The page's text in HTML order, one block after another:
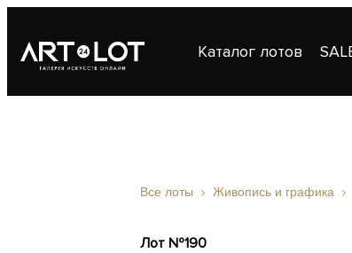
Каталог лотов
Все лоты Живопись и графика
Лот №190